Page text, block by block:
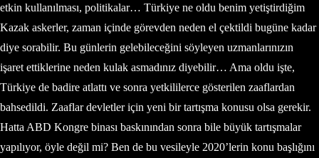
etkin kullanılması, politikalar… Türkiye ne oldu benim yetiştirdiğim
Kazak askerler, zaman içinde görevden neden el çektildi bugüne kadar
diye sorabilir. Bu günlerin gelebileceğini söyleyen uzmanlarınızın
işaret ettiklerine neden kulak asmadınız diyebilir… Ama oldu işte,
Türkiye de badire atlattı ve sonra yetkililerce gösterilen zaaflardan
bahsedildi. Zaaflar devletler için yeni bir tartışma konusu olsa gerekir.
Hatta ABD Kongre binası baskınından sonra bile büyük tartışmalar
yapılıyor, öyle değil mi? Ben de bu vesileyle 2020’lerin konu başlığını